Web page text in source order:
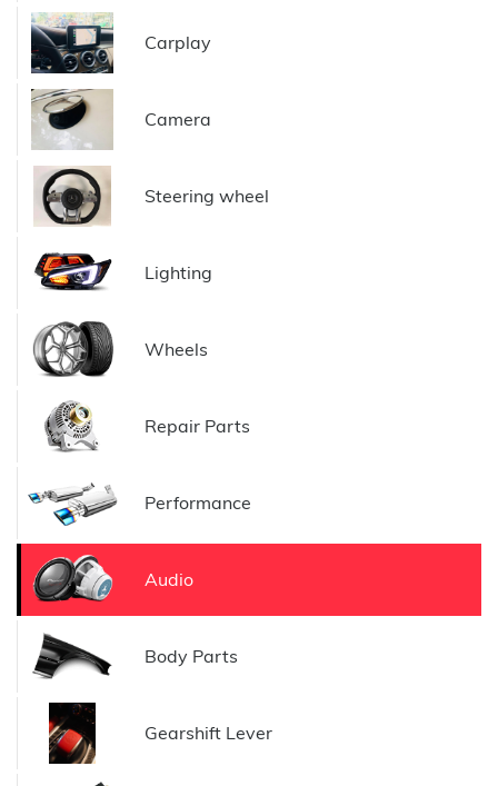
Carplay
Camera
Steering wheel
Lighting
Wheels
Repair Parts
Performance
Audio
Body Parts
Gearshift Lever